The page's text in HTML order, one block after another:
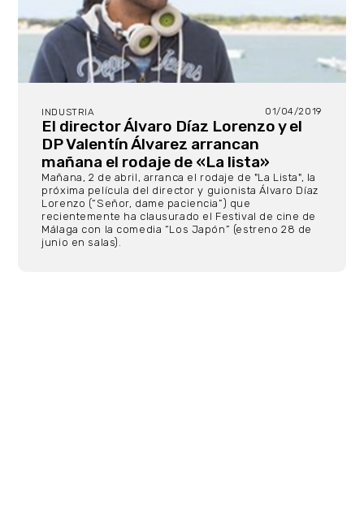
INDUSTRIA 01/04/2019
El director Álvaro Díaz Lorenzo y el
DP Valentín Álvarez arrancan
mañana el rodaje de «La lista»
Mañana, 2 de abril, arranca el rodaje de "La Lista", la
próxima película del director y guionista Álvaro Díaz
Lorenzo (“Señor, dame paciencia”) que
recientemente ha clausurado el Festival de cine de
Málaga con la comedia “Los Japón” (estreno 28 de
junio en salas).